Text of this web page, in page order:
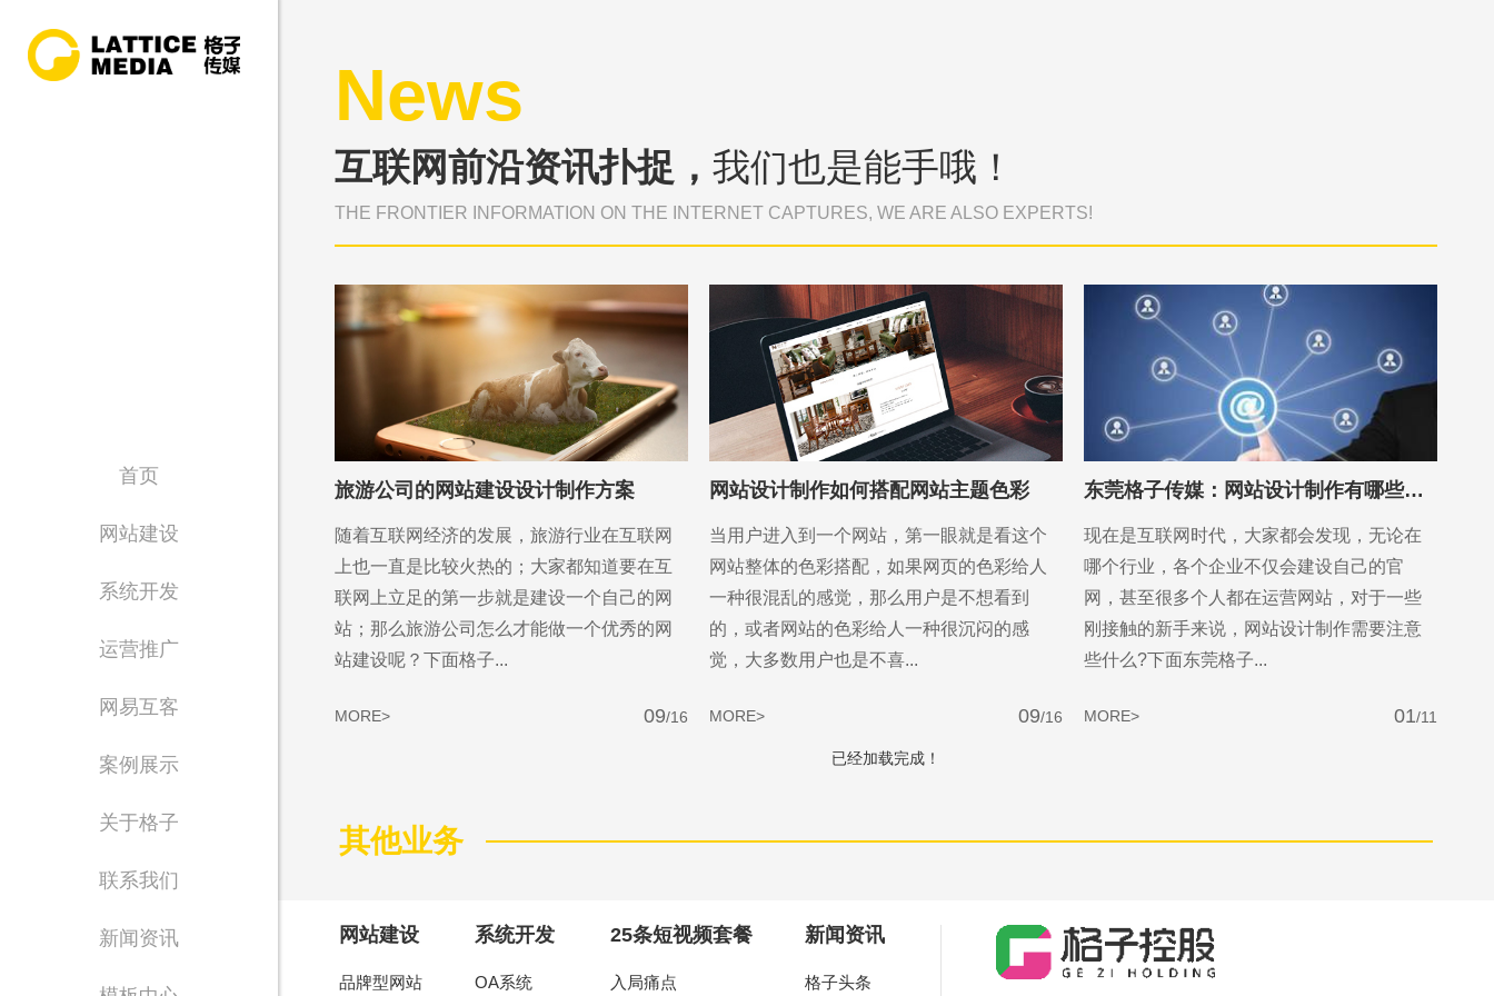
首页
网站建设
系统开发
运营推广
网易互客
案例展示
关于格子
联系我们
新闻资讯
News
互联网前沿资讯扑捉，我们也是能手哦！
THE FRONTIER INFORMATION ON THE INTERNET CAPTURES, WE ARE ALSO EXPERTS!
旅游公司的网站建设设计制作方案
随着互联网经济的发展，旅游行业在互联网
上也一直是比较火热的；大家都知道要在互
联网上立足的第一步就是建设一个自己的网
站；那么旅游公司怎么才能做一个优秀的网
站建设呢？下面格子...
MORE> 09/16
网站设计制作如何搭配网站主题色彩
当用户进入到一个网站，第一眼就是看这个
网站整体的色彩搭配，如果网页的色彩给人
一种很混乱的感觉，那么用户是不想看到
的，或者网站的色彩给人一种很沉闷的感
觉，大多数用户也是不喜...
MORE> 09/16
东莞格子传媒：网站设计制作有哪些你必须要注意的？
现在是互联网时代，大家都会发现，无论在
哪个行业，各个企业不仅会建设自己的官
网，甚至很多个人都在运营网站，对于一些
刚接触的新手来说，网站设计制作需要注意
些什么?下面东莞格子...
MORE> 01/11
已经加载完成！
其他业务
网站建设
品牌型网站
系统开发
OA系统
25条短视频套餐
入局痛点
新闻资讯
格子头条
专注东莞网站设计制作，为中小企业打造高端营销型网站。